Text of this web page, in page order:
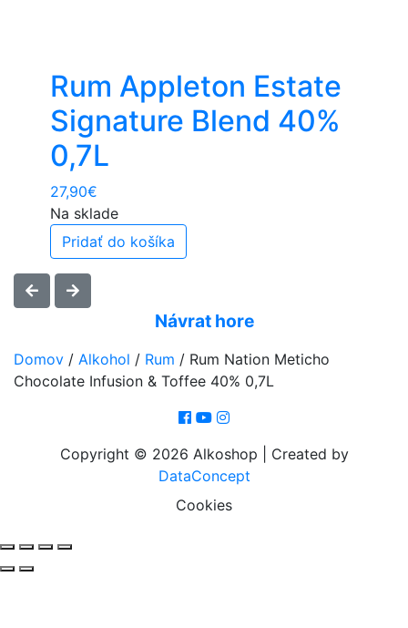
Rum Appleton Estate
Signature Blend 40%
0,7L
27,90€
Na sklade
Pridať do košíka
Návrat hore
Domov / Alkohol / Rum / Rum Nation Meticho
Chocolate Infusion & Toffee 40% 0,7L
Copyright © 2026 Alkoshop | Created by
DataConcept
Cookies